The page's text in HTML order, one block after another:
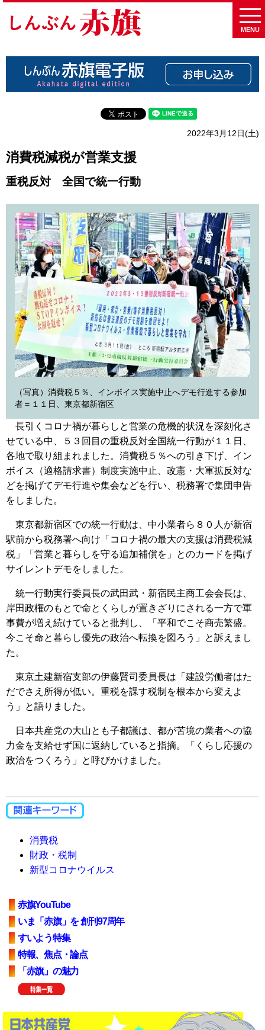
MENU
2022年3月12日(土)
消費税減税が営業支援
重税反対 全国で統一行動
（写真）消費税５％、インボイス実施中止へデモ行進する参加
者＝１１日、東京都新宿区
長引くコロナ禍が暮らしと営業の危機的状況を深刻化さ
せている中、５３回目の重税反対全国統一行動が１１日、
各地で取り組まれました。消費税５％への引き下げ、イン
ボイス（適格請求書）制度実施中止、改憲・大軍拡反対な
どを掲げてデモ行進や集会などを行い、税務署で集団申告
をしました。
東京都新宿区での統一行動は、中小業者ら８０人が新宿
駅前から税務署へ向け「コロナ禍の最大の支援は消費税減
税」「営業と暮らしを守る追加補償を」とのカードを掲げ
サイレントデモをしました。
統一行動実行委員長の武田武・新宿民主商工会会長は、
岸田政権のもとで命とくらしが置きざりにされる一方で軍
事費が増え続けていると批判し、「平和でこそ商売繁盛。
今こそ命と暮らし優先の政治へ転換を図ろう」と訴えまし
た。
東京土建新宿支部の伊藤賢司委員長は「建設労働者はた
だでさえ所得が低い。重税を課す税制を根本から変えよ
う」と語りました。
日本共産党の大山とも子都議は、都が苦境の業者への協
力金を支給せず国に返納していると指摘。「くらし応援の
政治をつくろう」と呼びかけました。
消費税
財政・税制
新型コロナウイルス
赤旗YouTube
いま「赤旗」を 創刊97周年
すいよう特集
特報、焦点・論点
「赤旗」の魅力